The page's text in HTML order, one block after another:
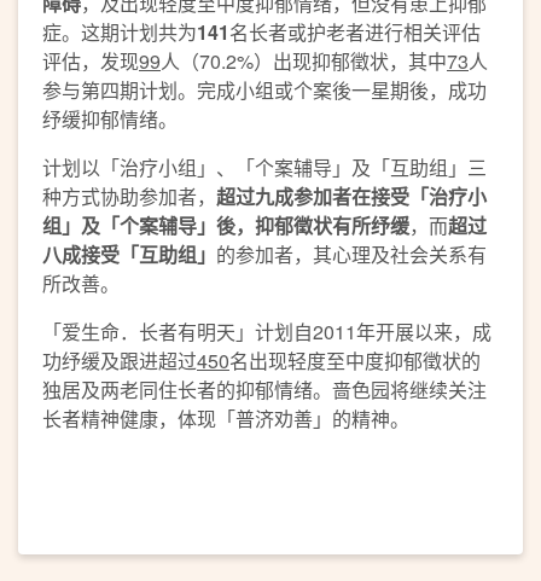
症。这期计划共为141名长者或护老者进行相关评估
评估，发现99人（70.2%）出现抑郁徵状，其中73人
参与第四期计划。完成小组或个案後一星期後，成功
纾缓抑郁情绪。
计划以「治疗小组」、「个案辅导」及「互助组」三
种方式协助参加者， 超过九成参加者在接受 「治疗小
组」 及 「个案辅导」後， 抑郁徵状有所纾缓，而超过
八成接受「互助组」 的参加者，其心理及社会关系有
所改善。
「爱生命．长者有明天」计划自2011年开展以来，成
功纾缓及跟进超过450名出现轻度至中度抑郁徵状的
独居及两老同住长者的抑郁情绪。啬色园将继续关注
长者精神健康，体现「普济劝善」的精神。